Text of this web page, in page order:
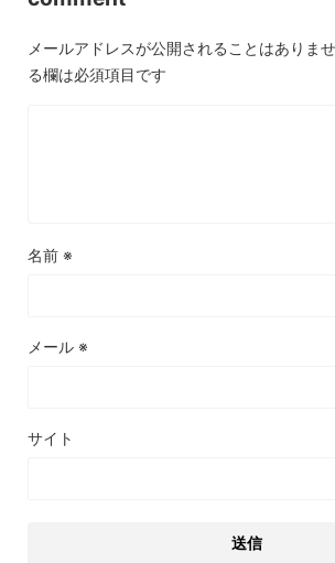
メールアドレスが公開されることはありませ
る欄は必須項目です
名前 ※
メール ※
サイト